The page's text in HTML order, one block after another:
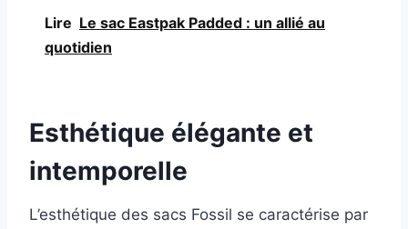
Lire Le sac Eastpak Padded : un allié au
quotidien
Esthétique élégante et
intemporelle
L’esthétique des sacs Fossil se caractérise par